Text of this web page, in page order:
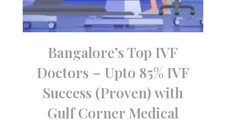
Bangalore’s Top IVF
Doctors – Upto 85% IVF
Success (Proven) with
Gulf Corner Medical